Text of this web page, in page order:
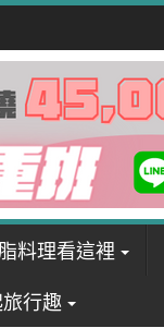
料理看這裡
行趣